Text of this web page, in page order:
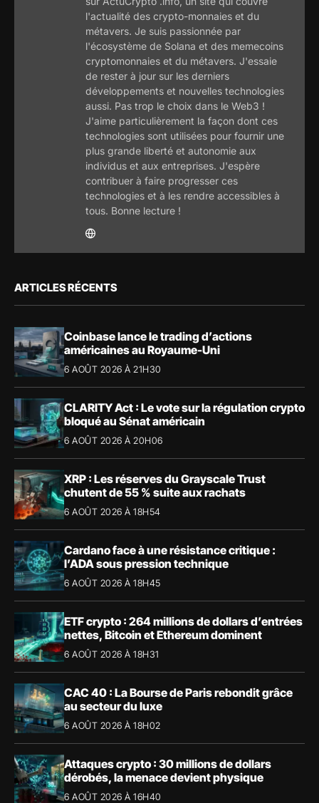
l'actualité des crypto-monnaies et du
métavers. Je suis passionnée par
l'écosystème de Solana et des memecoins
cryptomonnaies et du métavers. J'essaie
de rester à jour sur les derniers
développements et nouvelles technologies
aussi. Pas trop le choix dans le Web3 !
J'aime particulièrement la façon dont ces
technologies sont utilisées pour fournir une
plus grande liberté et autonomie aux
individus et aux entreprises. J'espère
contribuer à faire progresser ces
technologies et à les rendre accessibles à
tous. Bonne lecture !
ARTICLES RÉCENTS
Coinbase lance le trading d’actions
américaines au Royaume-Uni
6 AOÛT 2026 À 21H30
CLARITY Act : Le vote sur la régulation crypto
bloqué au Sénat américain
6 AOÛT 2026 À 20H06
XRP : Les réserves du Grayscale Trust
chutent de 55 % suite aux rachats
6 AOÛT 2026 À 18H54
Cardano face à une résistance critique :
l’ADA sous pression technique
6 AOÛT 2026 À 18H45
ETF crypto : 264 millions de dollars d’entrées
nettes, Bitcoin et Ethereum dominent
6 AOÛT 2026 À 18H31
CAC 40 : La Bourse de Paris rebondit grâce
au secteur du luxe
6 AOÛT 2026 À 18H02
Attaques crypto : 30 millions de dollars
dérobés, la menace devient physique
6 AOÛT 2026 À 16H40